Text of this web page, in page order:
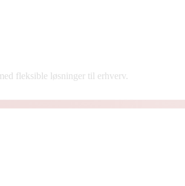
fleksible løsninger til erhverv.